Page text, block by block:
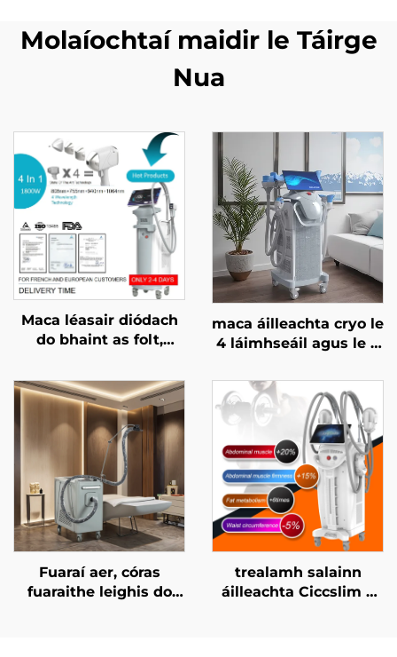
Molaíochtaí maidir le Táirge
Nua
Maca léasair diódach
do bhaint as folt,
ag an MDR, agus ag an
MDSAP, 600W, 1200W,
1800W, 3000W, 4 i 1, le
spásanna in ionadú,
755 nm, 808 nm, 940
nm, 1064 nm
maca áilleachta cryo le
4 láimhseáil agus le 8
teicneolaíocht
fuaraithe 360 céim, le
criothaireacht, le
laghdú meáchan
Fuaraí aer, córas
fuaraithe leighis do
trealamh salainn
áilleachta Ciccslim 3